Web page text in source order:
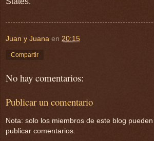
Juan y Juana en 20:15
Compartir
No hay comentarios:
Publicar un comentario
Nota: solo los miembros de este blog pueden
publicar comentarios.